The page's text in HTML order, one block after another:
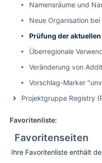
Namensräume und
Neue Organisation bei
Prüfung der
Überregionale
Veränderung von
Vorschlag-Marker
Projektgruppe Registry
Favoritenliste:
Favoritenseiten
Ihre Favoritenliste enthält